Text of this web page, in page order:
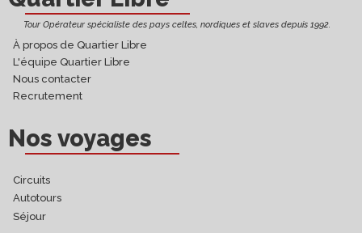
Tour Opérateur spécialiste des pays celtes, nordiques et slaves depuis 1992.
À propos de Quartier Libre
L'équipe Quartier Libre
Nous contacter
Recrutement
Nos voyages
Circuits
Autotours
Séjour